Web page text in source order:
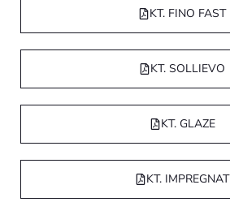
KT. FINO FAST
KT. SOLLIEVO
KT. GLAZE
KT. IMPREGNAT